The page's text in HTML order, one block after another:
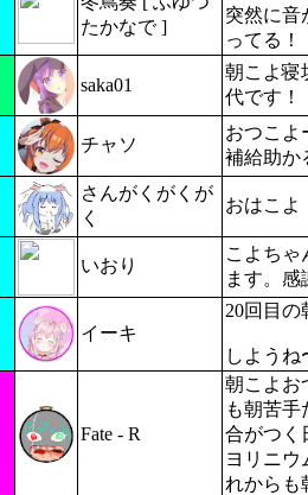
たかなで ]
突然に音
ってる！
saka01
朝こよ寝
代です！
チャソ
おつこよ
補給助か
さんがくがくが
く
おはこよ
いおり
こよちゃ
ます。感
イーキ
20回目
しようね
Fate - R
朝こよお
も朝苦
合がつく
ヨリニウ
れからも